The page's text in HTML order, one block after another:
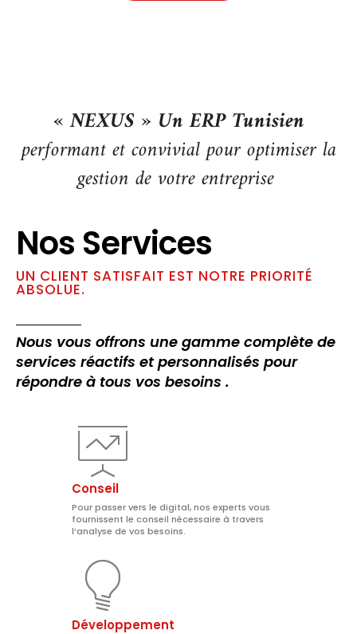
« NEXUS » Un ERP Tunisien
performant et convivial pour optimiser la
gestion de votre entreprise
Nos Services
UN CLIENT SATISFAIT EST NOTRE PRIORITÉ
ABSOLUE.
Nous vous offrons une gamme complète de
services réactifs et personnalisés pour
répondre à tous vos besoins .
Conseil
Pour passer vers le digital, nos experts vous
fournissent le conseil nécessaire à travers
l’analyse de vos besoins.
Développement